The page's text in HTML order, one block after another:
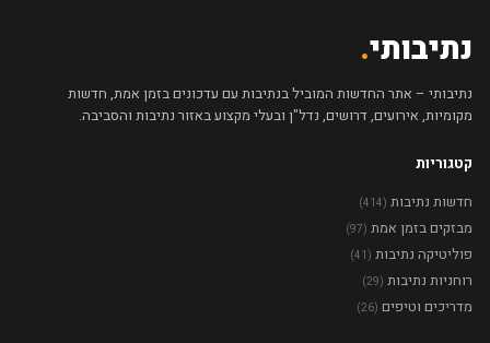
נתיבותי.
נתיבותי – אתר החדשות המוביל בנתיבות עם עדכונים בזמן אמת, חדשות
מקומיות, אירועים, דרושים, נדל"ן ובעלי מקצוע באזור נתיבות והסביבה.
קטגוריות
חדשות נתיבות (414)
מבזקים בזמן אמת (97)
פוליטיקה נתיבות (41)
רוחניות נתיבות (29)
מדריכים וטיפים (26)